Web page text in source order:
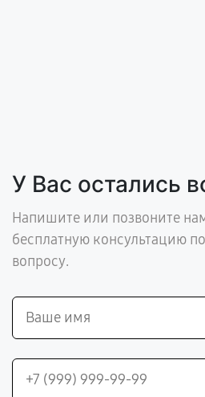
У Вас остались
Напишите или позвоните
бесплатную консультацию
вопросу.